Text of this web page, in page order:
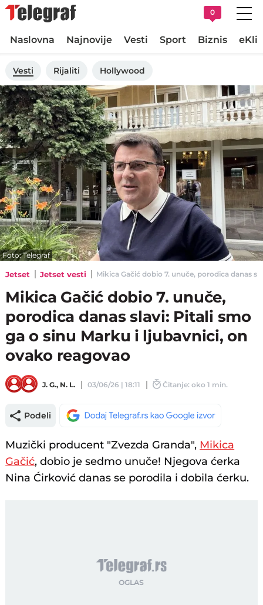
0
Naslovna Najnovije Vesti Sport Biznis
Vesti Rijaliti Hollywood
Foto: Telegraf
Jetset Jetset vesti Mikica Gačić dobio 7. unuče, porodica danas
Mikica Gačić dobio 7. unuče,
porodica danas slavi: Pitali smo
ga o sinu Marku i ljubavnici, on
ovako reagovao
J. G., N. L. 03/06/26 | 18:11 Čitanje: oko 1 min.
Podeli
Muzički producent "Zvezda Granda", Mikica
Gačić, dobio je sedmo unuče! Njegova ćerka
Nina Ćirković danas se porodila i dobila ćerku.